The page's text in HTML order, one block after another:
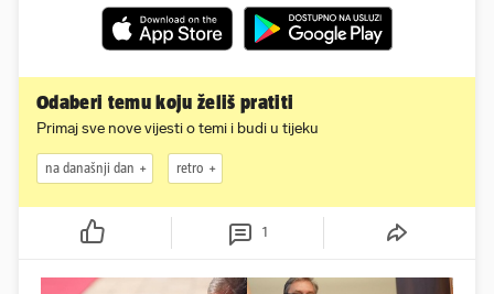
Odaberi temu koju želiš pratiti
Primaj sve nove vijesti o temi i budi u tijeku
na današnji dan retro
1